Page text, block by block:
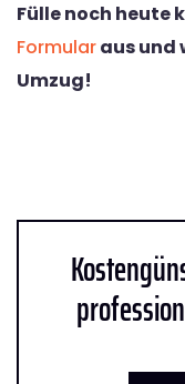
Fülle noch heute
Formularaus und
Umzug!